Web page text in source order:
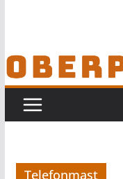
Telefonmast